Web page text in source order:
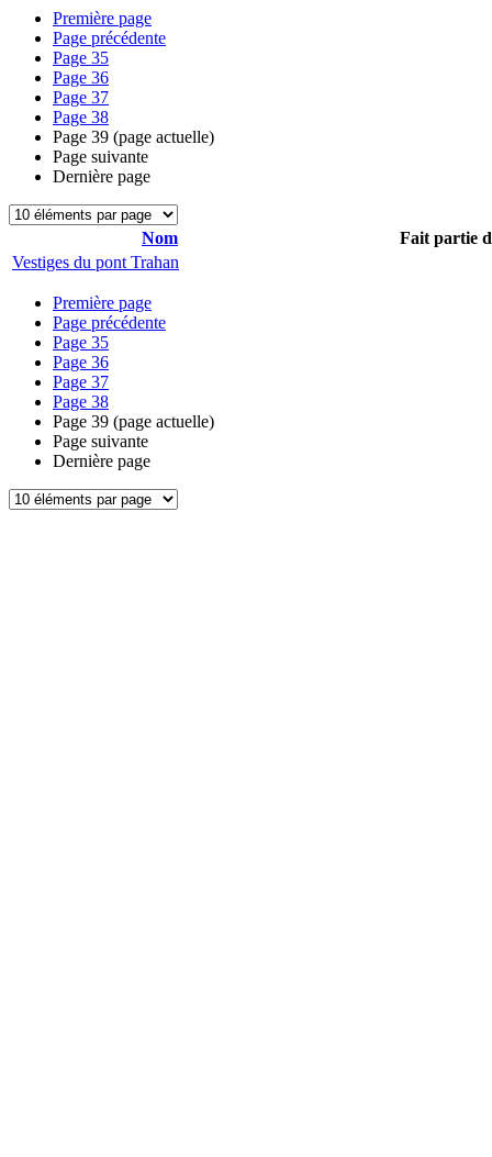
Première page
Page précédente
Page 35
Page 36
Page 37
Page 38
Page 39 (page actuelle)
Page suivante
Dernière page
Nom
Fait partie
Vestiges du pont Trahan
Première page
Page précédente
Page 35
Page 36
Page 37
Page 38
Page 39 (page actuelle)
Page suivante
Dernière page